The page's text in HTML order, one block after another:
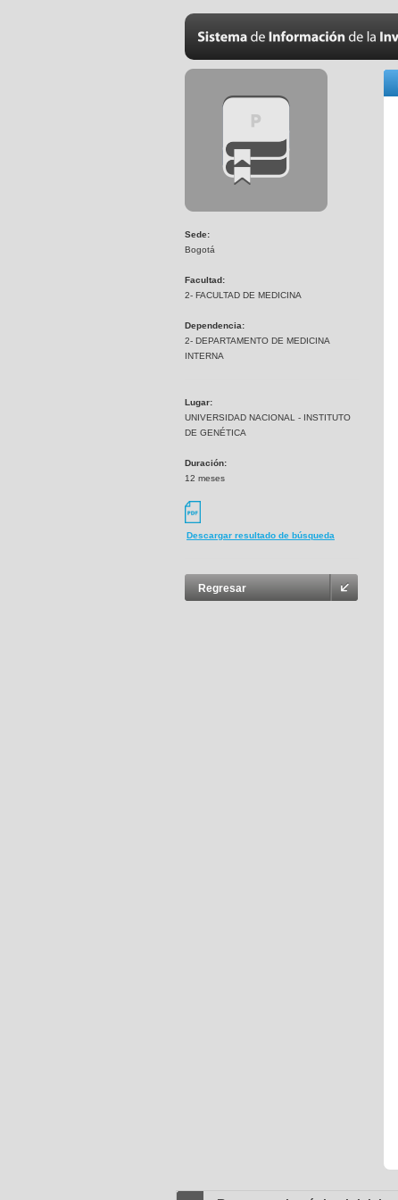
Sede:
Bogotá
Facultad:
2- FACULTAD DE MEDICINA
Dependencia:
2- DEPARTAMENTO DE MEDICINA
INTERNA
Lugar:
UNIVERSIDAD NACIONAL - INSTITUTO
DE GENÉTICA
Duración:
12 meses
Descargar resultado de búsqueda
Regresar